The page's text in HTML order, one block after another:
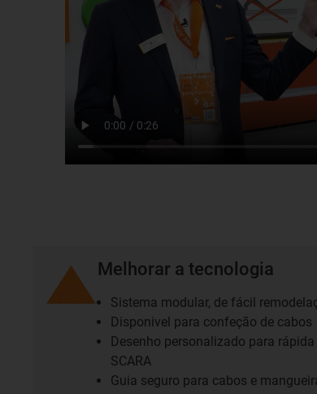
Melhorar a tecnologia
Sistema modular, de fácil
Disponivel para confeção de cabos
Desenho personalizado para
SCARA
Guia seguro para cabos e